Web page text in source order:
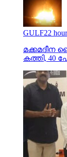
GULF22
മക്കമദീന
കത്തി, 40